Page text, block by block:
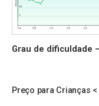
Grau de dificuldade
Preço para Crianças